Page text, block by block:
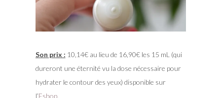
Son prix : 10,14€ au lieu de 16,90€ les 15 mL (qui
dureront une éternité vu la dose nécessaire pour
hydrater le contour des yeux) disponible sur
l’Eshop.